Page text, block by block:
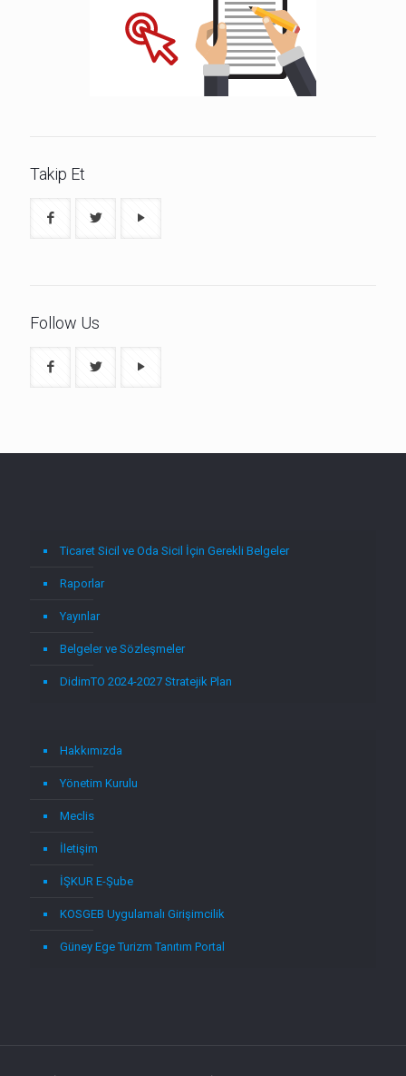
Takip Et
Follow Us
Ticaret Sicil ve Oda Sicil İçin Gerekli Belgeler
Raporlar
Yayınlar
Belgeler ve Sözleşmeler
DidimTO 2024-2027 Stratejik Plan
Hakkımızda
Yönetim Kurulu
Meclis
İletişim
İŞKUR E-Şube
KOSGEB Uygulamalı Girişimcilik
Güney Ege Turizm Tanıtım Portal